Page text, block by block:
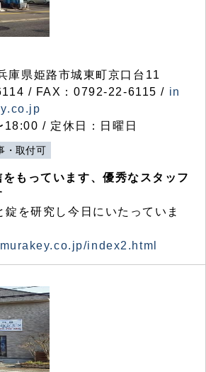
県姫路市城東町京口台11
/ FAX：0792-22-6115 / in
/ 定休日：日曜日
・取付可
もっています、優秀なスタッフ
を研究し今日にいたっていま
index2.html